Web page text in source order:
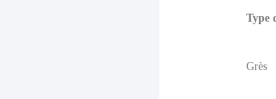
Type
Grès